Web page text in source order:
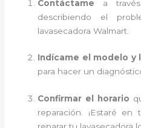
Contáctame a
describiendo el
lavasecadora Walmart.
Indícame el modelo y
para hacer un
Confirmar el horario
reparación. ¡Estaré